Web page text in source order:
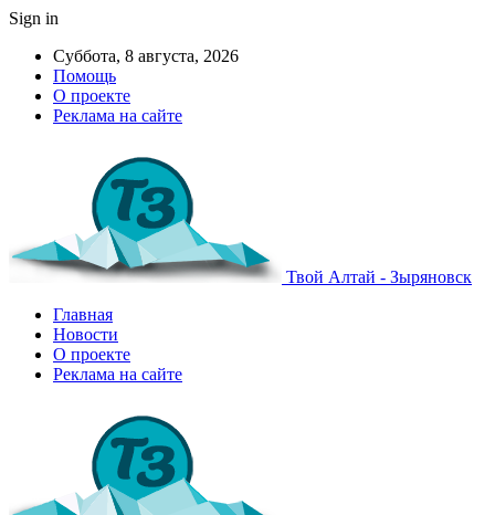
Sign in
Суббота, 8 августа, 2026
Помощь
О проекте
Реклама на сайте
Твой Алтай - Зыряновск
Главная
Новости
О проекте
Реклама на сайте